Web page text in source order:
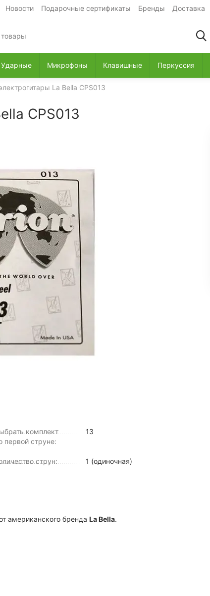
Новости Подарочные сертификаты Бренды Доставка
Ударные Микрофоны Клавишные Перкуссия
La Bella CPS013
CPS013
комплект
первой струне:
13
струн: 1 (одиночная)
американского бренда La Bella.